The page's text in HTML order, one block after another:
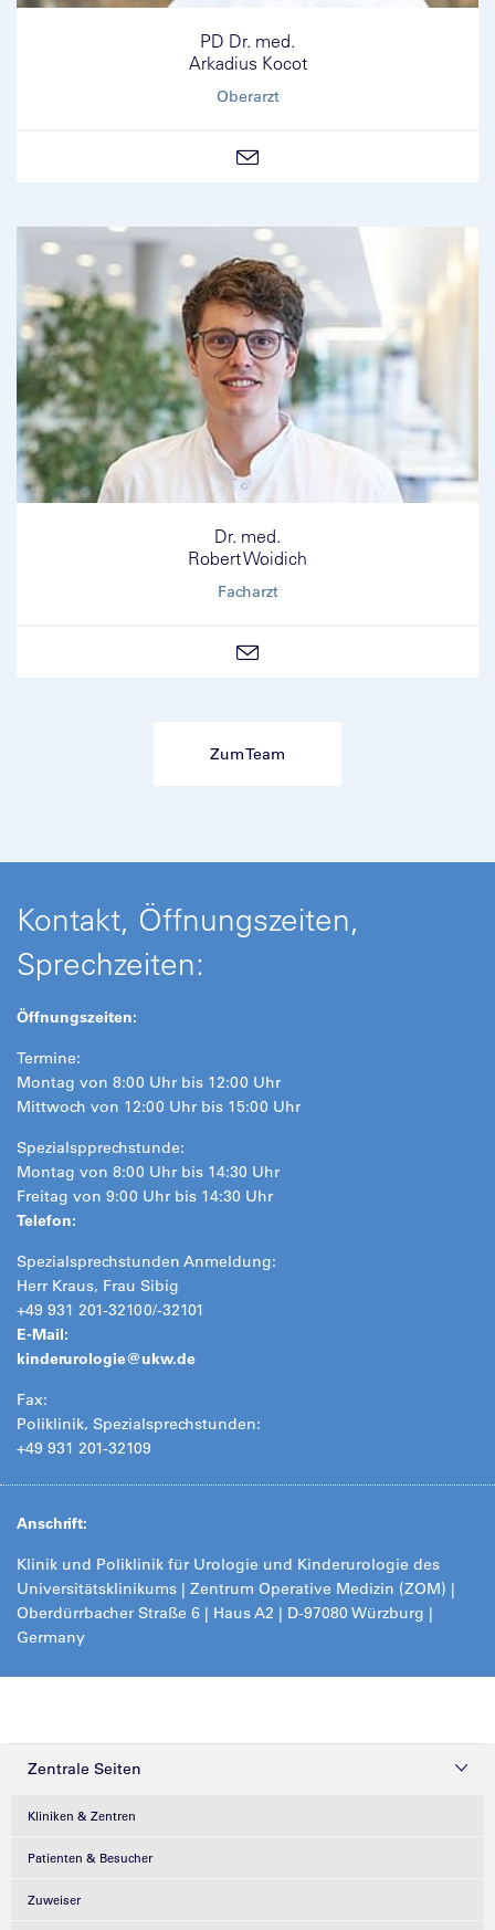
PD Dr. med.
Arkadius Kocot
Oberarzt
Dr. med.
Robert Woidich
Facharzt
Zum Team
Kontakt, Öffnungszeiten,
Sprechzeiten:
Öffnungszeiten:
Termine:
Montag von 8:00 Uhr bis 12:00 Uhr
Mittwoch von 12:00 Uhr bis 15:00 Uhr
Spezialspprechstunde:
Montag von 8:00 Uhr bis 14:30 Uhr
Freitag von 9:00 Uhr bis 14:30 Uhr
Telefon:
Spezialsprechstunden Anmeldung:
Herr Kraus, Frau Sibig
+49 931 201-32100/-32101
E-Mail:
kinderurologie@ukw.de
Fax:
Poliklinik, Spezialsprechstunden:
+49 931 201-32109
Anschrift:
Klinik und Poliklinik für Urologie und Kinderurologie des
Universitätsklinikums | Zentrum Operative Medizin (ZOM) |
Oberdürrbacher Straße 6 | Haus A2 | D-97080 Würzburg |
Germany
Zentrale Seiten
Kliniken & Zentren
Patienten & Besucher
Zuweiser